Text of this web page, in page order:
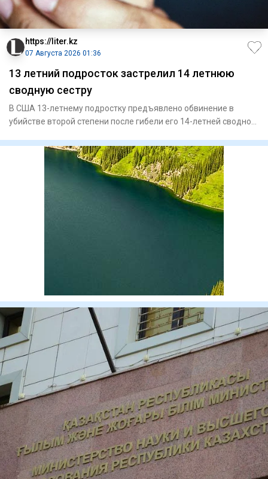
https://liter.kz
07 Августа 2026 01:36
13 летний подросток застрелил 14 летнюю
сводную сестру
В США 13-летнему подростку предъявлено обвинение в
убийстве второй степени после гибели его 14-летней сводной